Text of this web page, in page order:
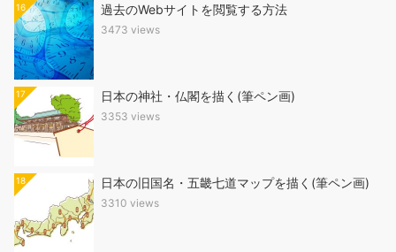
16 過去のWebサイトを閲覧する方法
3473 views
17 日本の神社・仏閣を描く(筆ペン画)
3353 views
18 日本の旧国名・五畿七道マップを描く(筆ペン画)
3310 views